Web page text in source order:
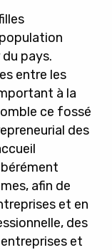
pays.
entre les
à la
ce fossé
des
afin de
et en
des
et